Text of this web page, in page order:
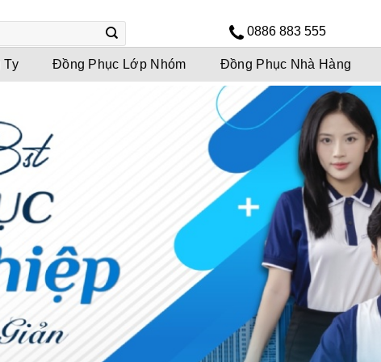
0886 883 555
Ty Đồng Phục Lớp Nhóm Đồng Phục Nhà Hàng